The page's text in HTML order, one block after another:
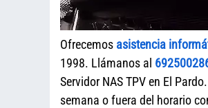
Ofrecemos asistencia
1998. Llámanos al
Servidor NAS TPV en El
semana o fuera del horario